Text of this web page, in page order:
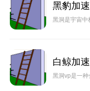
黑豹加速
黑洞是宇宙中
白鲸加
黑洞vp是一